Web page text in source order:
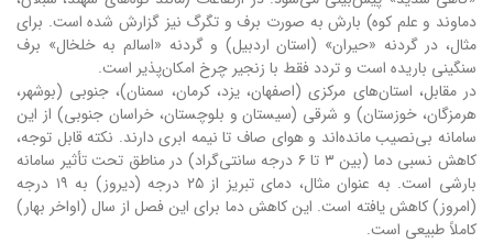
دماوند و علم کوه) بارش به صورت برف و تگرگ نیز گزارش شده است. برای
مثال، در گردنه «حیران» (استان اردبیل) و گردنه «اسالم به خلخال» برف
سنگینی باریده است و تردد فقط با زنجیر چرخ امکان‌پذیر است.
در مقابل، استان‌های مرکزی (اصفهان، یزد، کرمان، سمنان)، جنوبی (بوشهر،
هرمزگان، خوزستان) و شرقی (سیستان و بلوچستان، خراسان جنوبی) از این
سامانه بی‌نصیب مانده‌اند و هوای صاف تا نیمه ابری دارند. نکته قابل توجه،
کاهش نسبی دما (بین ۳ تا ۶ درجه سانتی‌گراد) در مناطق تحت تأثیر سامانه
بارشی است. به عنوان مثال، دمای تبریز از ۲۵ درجه (دیروز) به ۱۹ درجه
(امروز) کاهش یافته است. این کاهش دما برای این فصل از سال (اواخر بهار)
کاملاً طبیعی است.